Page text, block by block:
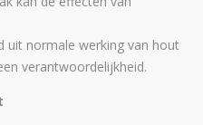
uit normale werking van hout
verantwoordelijkheid.